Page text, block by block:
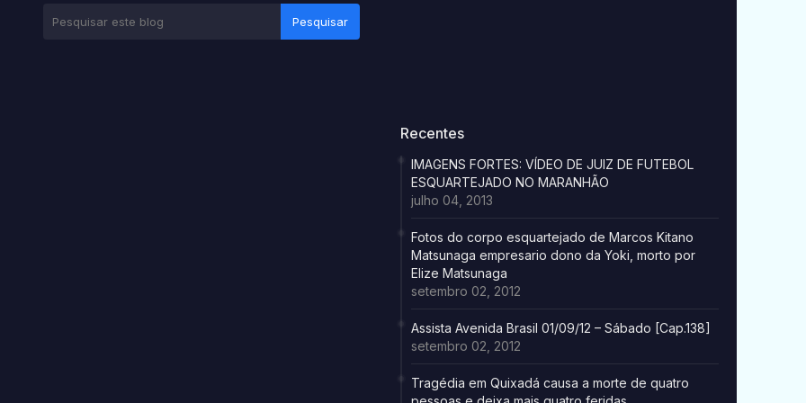
Recentes
IMAGENS FORTES: VÍDEO DE JUIZ DE FUTEBOL
ESQUARTEJADO NO MARANHÃO
julho 04, 2013
Fotos do corpo esquartejado de Marcos Kitano
Matsunaga empresario dono da Yoki, morto por
Elize Matsunaga
setembro 02, 2012
Assista Avenida Brasil 01/09/12 – Sábado [Cap.138]
setembro 02, 2012
Tragédia em Quixadá causa a morte de quatro